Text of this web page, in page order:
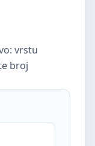
vrstu
broj